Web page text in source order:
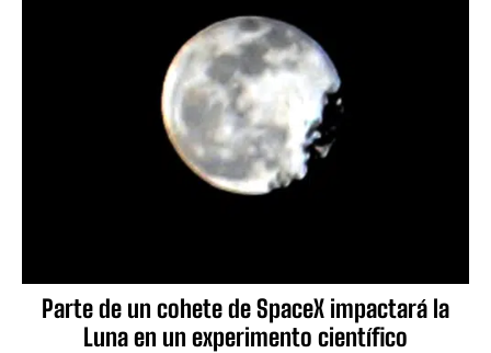
Parte de un cohete de SpaceX impactará la
Luna en un experimento científico